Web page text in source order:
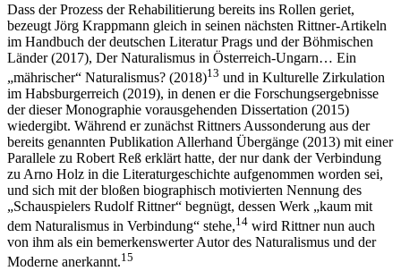
Dass der Prozess der Rehabilitierung bereits ins Rollen geriet,
bezeugt Jörg Krappmann gleich in seinen nächsten Rittner-Artikeln
im Handbuch der deutschen Literatur Prags und der Böhmischen
Länder(2017), Der Naturalismus in Österreich-Ungarn… Ein
„mährischer“ Naturalismus? (2018)13 und in Kulturelle Zirkulation
im Habsburgerreich (2019), in denen er die Forschungsergebnisse
der dieser Monographie vorausgehenden Dissertation (2015)
wiedergibt. Während er zunächst Rittners Aussonderung aus der
bereits genannten Publikation Allerhand Übergänge (2013) mit einer
Parallele zu Robert Reß erklärt hatte, der nur dank der Verbindung
zu Arno Holz in die Literaturgeschichte aufgenommen worden sei,
und sich mit der bloßen biographisch motivierten Nennung des
„Schauspielers Rudolf Rittner“ begnügt, dessen Werk „kaum mit
dem Naturalismus in Verbindung“ stehe,14 wird Rittner nun auch
von ihm als ein bemerkenswerter Autor des Naturalismus und der
Moderne anerkannt.15